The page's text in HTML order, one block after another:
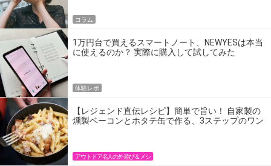
コラム
1万円台で買えるスマートノート、NEWYESは本当
に使えるのか？ 実際に購入して試してみた
体験レポ
【レジェンド直伝レシピ】簡単で旨い！ 自家製の
燻製ベーコンとホタテ缶で作る、3ステップのワン
アウトドア名人の外遊び＆メシ